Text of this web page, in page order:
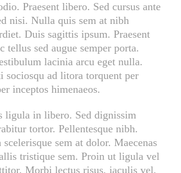
Praesent libero. Sed cursus ante
nisi. Nulla quis sem at nibh
Duis sagittis ipsum. Praesent
tellus sed augue semper porta.
lacinia arcu eget nulla.
sociosqu ad litora torquent per
inceptos himenaeos.
ligula in libero. Sed dignissim
tortor. Pellentesque nibh.
sem at dolor. Maecenas
tristique sem. Proin ut ligula vel
Morbi lectus risus, iaculis vel,